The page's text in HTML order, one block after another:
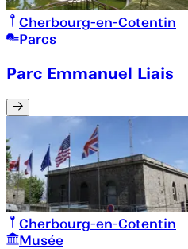
Cherbourg-en-Cotentin
Parcs
Parc Emmanuel Liais
Cherbourg-en-Cotentin
Musée